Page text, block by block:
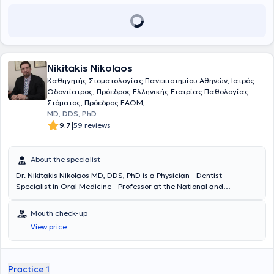
Nikitakis Nikolaos
Καθηγητής Στοματολογίας Πανεπιστημίου Αθηνών, Ιατρός -
Οδοντίατρος, Πρόεδρος Ελληνικής Εταιρίας Παθολογίας
Στόματος, Πρόεδρος EAOM,
MD, DDS, PhD
9.7|59 reviews
About the specialist
Dr. Nikitakis Nikolaos MD, DDS, PhD is a Physician - Dentist -
Specialist in Oral Medicine - Professor at the National and
European Association of Oral Medicine (EAOM), with a private
practice in Kifisia. He holds degrees in Medicine and Dentistry from
the University of Athens, a board-certified specialty, and a doctoral
degree (PhD) in Oral and Maxillofacial Pathology from the Dental
Mouth check-up
View price
Practice 1